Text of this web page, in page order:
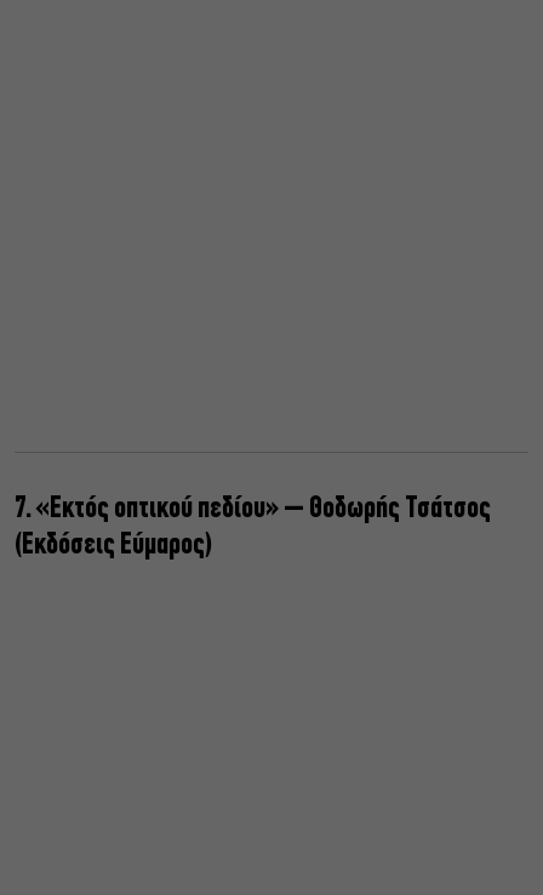
7. «Εκτός οπτικού πεδίου» – Θοδωρής Τσάτσος
(Εκδόσεις Εύμαρος)